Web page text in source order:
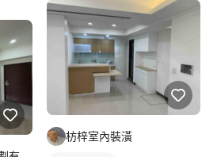
枋梓室內裝潢